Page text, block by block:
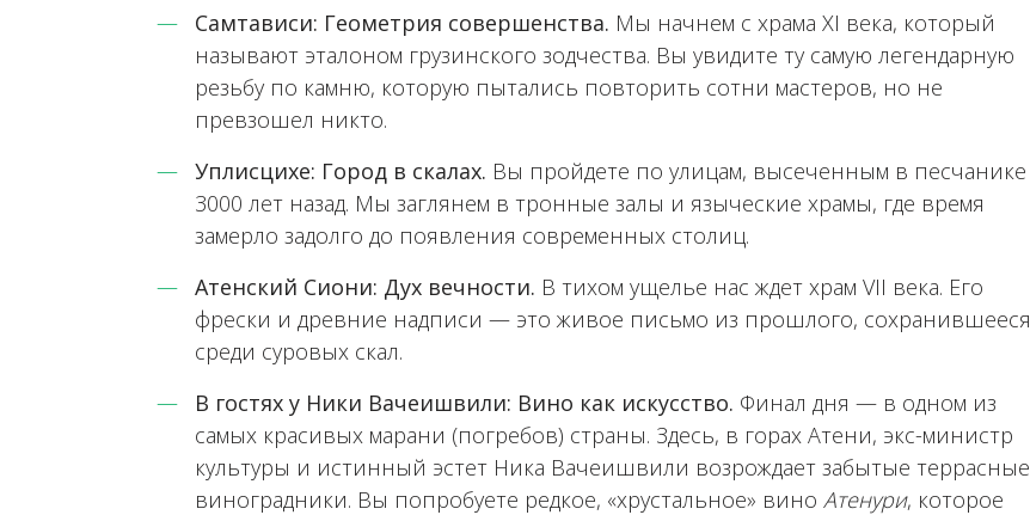
Самтависи: Геометрия совершенства. Мы начнем с храма XI века, который
называют эталоном грузинского зодчества. Вы увидите ту самую легендарную
резьбу по камню, которую пытались повторить сотни мастеров, но не
превзошел никто.
Уплисцихе: Город в скалах. Вы пройдете по улицам, высеченным в песчанике
3000 лет назад. Мы заглянем в тронные залы и языческие храмы, где время
замерло задолго до появления современных столиц.
Атенский Сиони: Дух вечности. В тихом ущелье нас ждет храм VII века. Его
фрески и древние надписи — это живое письмо из прошлого, сохранившееся
среди суровых скал.
В гостях у Ники Вачеишвили: Вино как искусство. Финал дня — в одном из
самых красивых марани (погребов) страны. Здесь, в горах Атени, экс-министр
культуры и истинный эстет Ника Вачеишвили возрождает забытые террасные
виноградники. Вы попробуете редкое, «хрустальное» виноАтенури, которое